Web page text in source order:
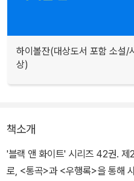
하이볼잔(대상도서 포함 소설/
상)
책소개
'블랙 앤 화이트' 시리즈 42권. 제
로, <통곡>과 <우행록>을 통해